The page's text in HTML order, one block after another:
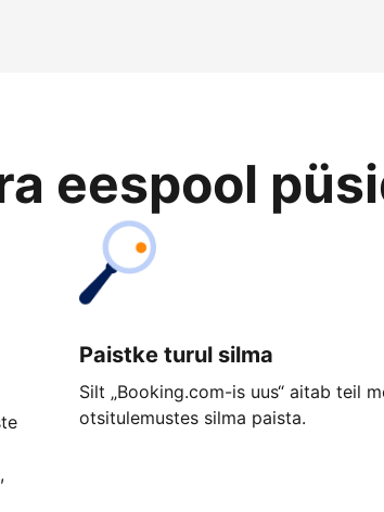
eespool
Paistke turul silma
Silt „Booking.com-is uus“ aitab teil
otsitulemustes silma paista.